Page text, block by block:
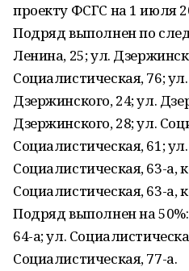
проекту ФСГС на 1 июля
Подряд выполнен по
Ленина, 25; ул.
Социалистическая, 76;
Дзержинского, 24; ул.
Дзержинского, 28; ул.
Социалистическая, 61;
Социалистическая, 63-а,
Социалистическая, 63-а,
Подряд выполнен на
64-а; ул.
Социалистическая, 77-а.